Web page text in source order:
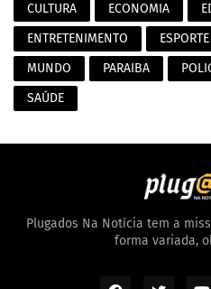
CULTURA
ECONOMIA
ENTRETENIMENTO
ESPORTE
MUNDO
PARAIBA
SAÚDE
Plugados Na Notícia tem a
forma variada,